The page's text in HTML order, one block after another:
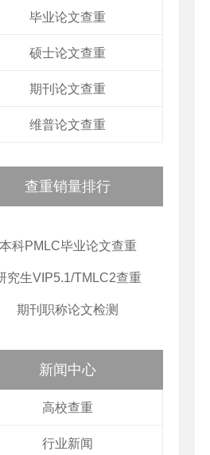
毕业论文查重
硕士论文查重
期刊论文查重
维普论文查重
查重销量排行
本科PMLC毕业论文查重
究生VIP5.1/TMLC2查重
期刊职称论文检测
新闻中心
高校查重
行业新闻